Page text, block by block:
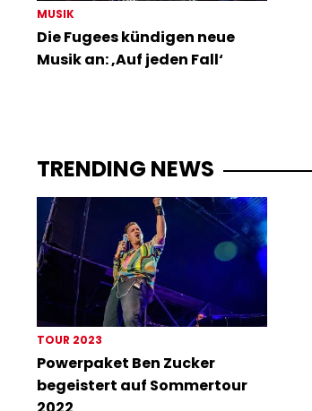
MUSIK
Die Fugees kündigen neue
Musik an: ‚Auf jeden Fall‘
TRENDING NEWS
TOUR 2023
Powerpaket Ben Zucker
begeistert auf Sommertour